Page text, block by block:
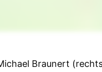
Braunert